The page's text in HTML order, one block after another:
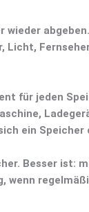
wieder
für jeden
ein
Besser ist:
wenn